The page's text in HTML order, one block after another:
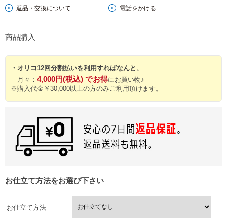
返品・交換について
電話をかける
商品購入
・オリコ12回分割払いを利用すればなんと、
月々： 4,000円(税込) でお得にお買い物♪
※購入代金￥30,000以上の方のみご利用頂けます。
お仕立て方法をお選び下さい
お仕立て方法